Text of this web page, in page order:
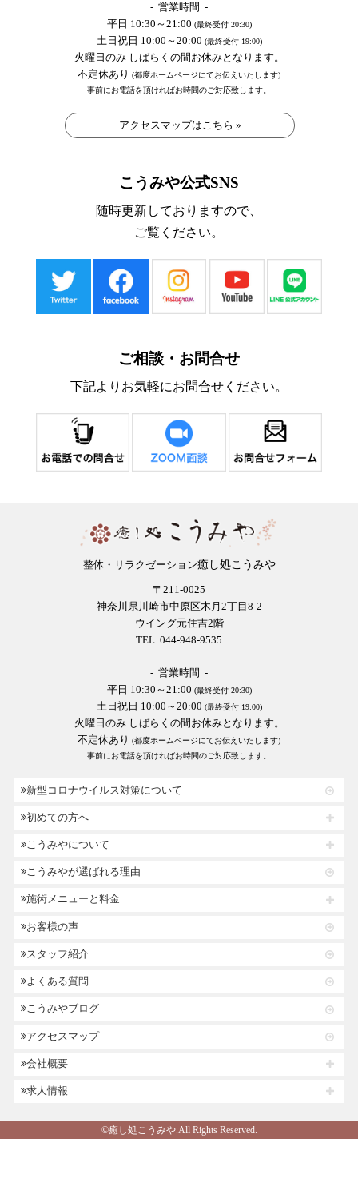
- 営業時間 -
平日 10:30～21:00 (最終受付 20:30)
土日祝日 10:00～20:00 (最終受付 19:00)
火曜日のみ しばらくの間お休みとなります。
不定休あり (都度ホームページにてお伝えいたします)
事前にお電話を頂ければお時間のご対応致します。
アクセスマップはこちら »
こうみや公式SNS
随時更新しておりますので、
ご覧ください。
ご相談・お問合せ
下記よりお気軽にお問合せください。
整体・リラクゼーション癒し処こうみや
〒211-0025
神奈川県川崎市中原区木月2丁目8-2
ウイング元住吉2階
TEL. 044-948-9535
- 営業時間 -
平日 10:30～21:00 (最終受付 20:30)
土日祝日 10:00～20:00 (最終受付 19:00)
火曜日のみ しばらくの間お休みとなります。
不定休あり (都度ホームページにてお伝えいたします)
事前にお電話を頂ければお時間のご対応致します。
新型コロナウイルス対策について
初めての方へ
こうみやについて
こうみやが選ばれる理由
施術メニューと料金
お客様の声
スタッフ紹介
よくある質問
こうみやブログ
アクセスマップ
会社概要
求人情報
©癒し処こうみや.All Rights Reserved.